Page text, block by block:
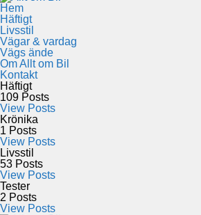
Hem
Häftigt
Livsstil
Vägar & vardag
Vägs ände
Om Allt om Bil
Kontakt
Häftigt
109 Posts
View Posts
Krönika
1 Posts
View Posts
Livsstil
53 Posts
View Posts
Tester
2 Posts
View Posts